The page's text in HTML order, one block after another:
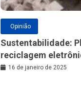
Opinião
Sustentabilidade:
reciclagem
a maior da América
16 de janeiro de 2025